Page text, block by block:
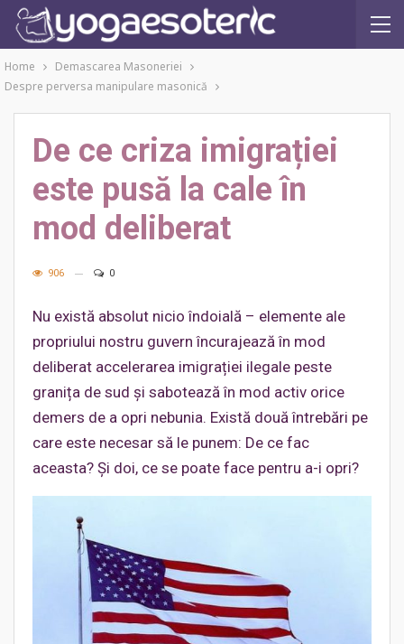
Home
Demascarea Masoneriei
Despre perversa manipulare masonică
De ce criza imigrației
este pusă la cale în
mod deliberat
906 0
Nu există absolut nicio îndoială – elemente ale
propriului nostru guvern încurajează în mod
deliberat accelerarea imigrației ilegale peste
granița de sud și sabotează în mod activ orice
demers de a opri nebunia. Există două întrebări pe
care este necesar să le punem: De ce fac
aceasta? Și doi, ce se poate face pentru a-i opri?